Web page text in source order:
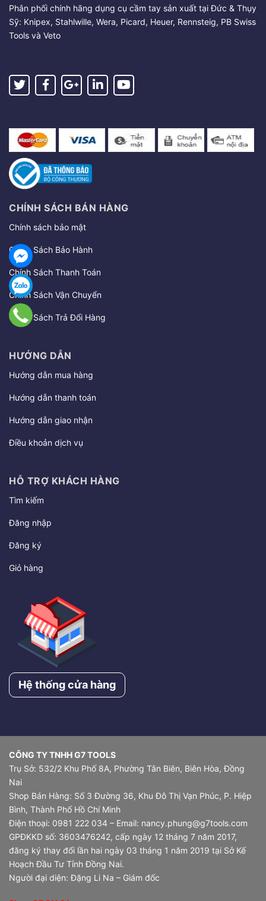
Phân phối chính hãng dụng cụ cầm tay sản xuất tại Đức & Thụy
Sỹ: Knipex, Stahlwille, Wera, Picard, Heuer, Rennsteig, PB Swiss
Tools và Veto
CHÍNH SÁCH BÁN HÀNG
Chính sách bảo mật
Chính Sách Bảo Hành
Chính Sách Thanh Toán
Chính Sách Vận Chuyển
Chính Sách Trả Đổi Hàng
HƯỚNG DẪN
Hướng dẫn mua hàng
Hướng dẫn thanh toán
Hướng dẫn giao nhận
Điều khoản dịch vụ
HỖ TRỢ KHÁCH HÀNG
Tìm kiếm
Đăng nhập
Đăng ký
Giỏ hàng
Hệ thống cửa hàng
CÔNG TY TNHH G7 TOOLS
Trụ Sở: 532/2 Khu Phố 8A, Phường Tân Biên, Biên Hòa, Đồng
Nai
Shop Bán Hàng: Số 3 Đường 36, Khu Đô Thị Vạn Phúc, P. Hiệp
Bình, Thành Phố Hồ Chí Minh
Điện thoại: 0981 222 034 – Email: nancy.phung@g7tools.com
GPĐKKD số: 3603476242, cấp ngày 12 tháng 7 năm 2017,
đăng ký thay đổi lần hai ngày 03 tháng 1 năm 2019 tại Sở Kế
Hoạch Đầu Tư Tỉnh Đồng Nai.
Người đại diện: Đặng Li Na – Giám đốc